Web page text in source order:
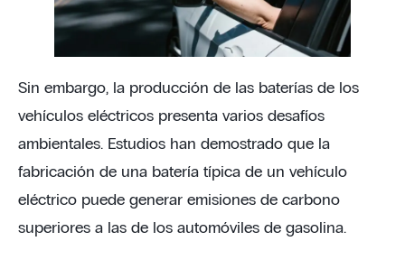
Sin embargo, la producción de las baterías de los
vehículos eléctricos presenta varios desafíos
ambientales. Estudios han demostrado que la
fabricación de una batería típica de un vehículo
eléctrico puede generar emisiones de carbono
superiores a las de los automóviles de gasolina.